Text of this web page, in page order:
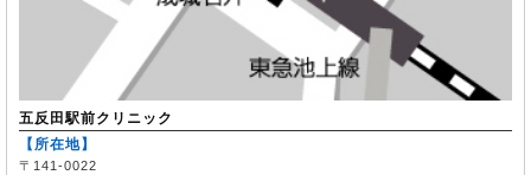
五反田駅前クリニック
【所在地】
〒141-0022